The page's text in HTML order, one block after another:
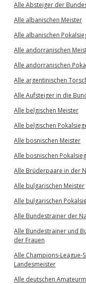
Alle Absteiger der
Alle albanischen Meister
Alle albanischen
Alle andorranischen
Alle andorranischen
Alle argentinischen
Alle Aufsteiger in die
Alle belgischen Meister
Alle belgischen
Alle bosnischen Meister
Alle bosnischen
Alle Brüderpaare in der
Alle bulgarischen Meister
Alle bulgarischen
Alle Bundestrainer der
Alle Bundestrainer und
der Frauen
Alle Champions-League-
Landesmeister
Alle deutschen